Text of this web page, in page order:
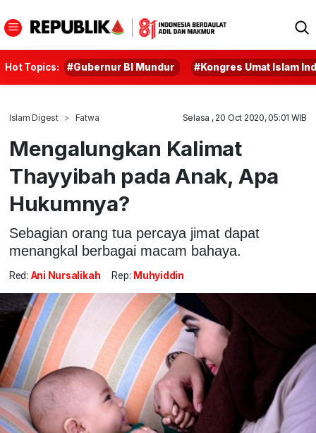
Hot Topics: #Gubernur BI Mundur #Kongres Umat Islam
Islam Digest Fatwa Selasa , 20 Oct 2020, 05:01 WIB
Mengalungkan Kalimat
Thayyibah pada Anak, Apa
Hukumnya?
Sebagian orang tua percaya jimat dapat
menangkal berbagai macam bahaya.
Red: Ani Nursalikah Rep: Muhyiddin